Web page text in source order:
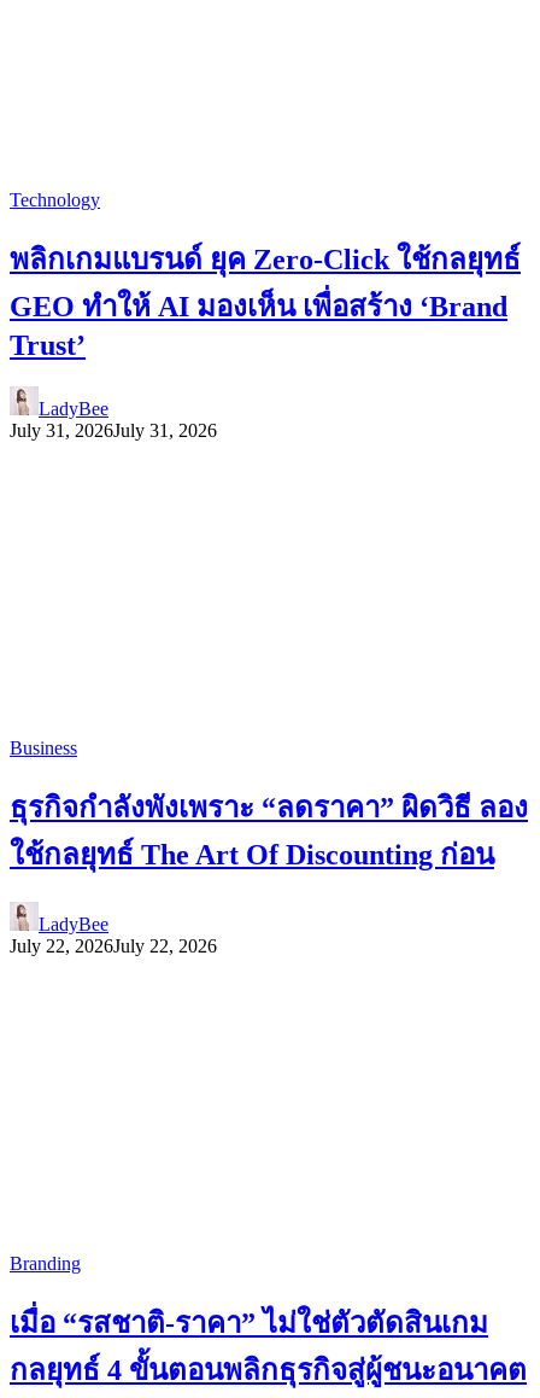
Technology
พลิกเกมแบรนด์ ยุค Zero-Click ใช้กลยุทธ์
GEO ทำให้ AI มองเห็น เพื่อสร้าง ‘Brand
Trust’
LadyBee
July 31, 2026July 31, 2026
Business
ธุรกิจกำลังพังเพราะ “ลดราคา” ผิดวิธี ลอง
ใช้กลยุทธ์ The Art Of Discounting ก่อน
LadyBee
July 22, 2026July 22, 2026
Branding
เมื่อ “รสชาติ-ราคา” ไม่ใช่ตัวตัดสินเกม
กลยุทธ์ 4 ขั้นตอนพลิกธุรกิจสู่ผู้ชนะอนาคต